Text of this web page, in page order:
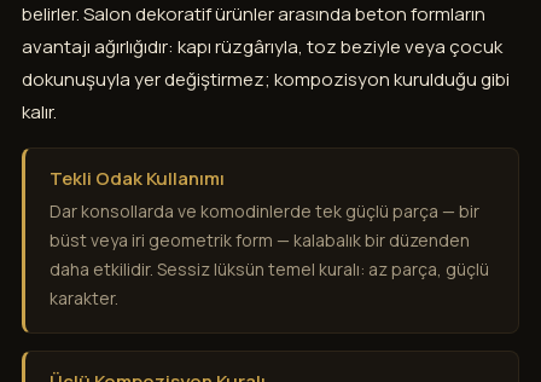
belirler. Salon dekoratif ürünler arasında beton formların
avantajı ağırlığıdır: kapı rüzgârıyla, toz beziyle veya çocuk
dokunuşuyla yer değiştirmez; kompozisyon kurulduğu gibi
kalır.
Tekli Odak Kullanımı
Dar konsollarda ve komodinlerde tek güçlü parça — bir
büst veya iri geometrik form — kalabalık bir düzenden
daha etkilidir. Sessiz lüksün temel kuralı: az parça, güçlü
karakter.